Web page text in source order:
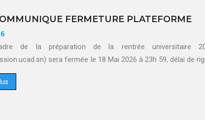
FERMETURE PLATEFORME
de la préparation de la rentrée universitaire
sera fermée Ie 18 Mai 2026 à 23h 59, délai de